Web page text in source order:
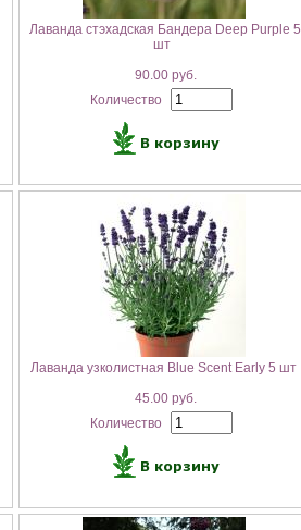
Лаванда стэхадская Бандера Deep Purple 5
шт
90.00 руб.
Количество
Лаванда узколистная Blue Scent Early 5 шт
45.00 руб.
Количество